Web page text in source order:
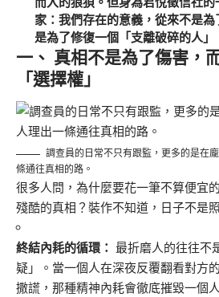
家：我們存在的意義，從來不是
是為了修復一個「支離破碎的人」
一、 真相不是為了傷害，
「選擇權」
調查員的日常不只有跟監，更多的是在
條通往真相的路。
很多人問，為什麼要花一筆不算便宜
殘酷的真相？裝作不知道，日子不是
終結內耗的循環： 最折磨人的往往不
疑」。當一個人在深夜反覆翻看對方
撒謊，那種精神內耗會徹底摧毀一個